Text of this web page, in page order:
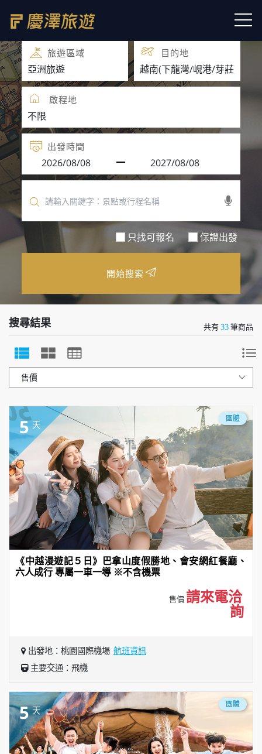
團體旅遊
旅遊區域 目的地
啟程地
出發時間
只找可報名 保證出發
開始搜索
搜尋結果 共有33筆商品
5 天
團體
《中越漫遊記５日》巴拿山度假勝地、會安網紅餐廳、
六人成行 專屬一車一導 ※不含機票
售價 請來電洽
詢
出發地：桃園國際機場 航班資訊
主要交通：飛機
5 天
團體